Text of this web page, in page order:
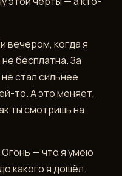
вечером, когда я
бесплатна. За
стал сильнее
то. А это меняет,
ты смотришь на
Огонь — что я умею
какого я дошёл.